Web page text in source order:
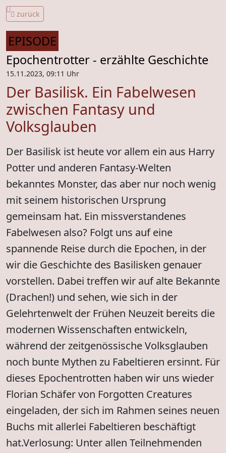
zurück
EPISODE
Epochentrotter - erzählte Geschichte
15.11.2023, 09:11 Uhr
Der Basilisk. Ein Fabelwesen
zwischen Fantasy und
Volksglauben
Der Basilisk ist heute vor allem ein aus Harry
Potter und anderen Fantasy-Welten
bekanntes Monster, das aber nur noch wenig
mit seinem historischen Ursprung
gemeinsam hat. Ein missverstandenes
Fabelwesen also? Folgt uns auf eine
spannende Reise durch die Epochen, in der
wir die Geschichte des Basilisken genauer
vorstellen. Dabei treffen wir auf alte Bekannte
(Drachen!) und sehen, wie sich in der
Gelehrtenwelt der Frühen Neuzeit bereits die
modernen Wissenschaften entwickeln,
während der zeitgenössische Volksglauben
noch bunte Mythen zu Fabeltieren ersinnt. Für
dieses Epochentrotten haben wir uns wieder
Florian Schäfer von Forgotten Creatures
eingeladen, der sich im Rahmen seines neuen
Buchs mit allerlei Fabeltieren beschäftigt
hat.Verlosung: Unter allen Teilnehmenden